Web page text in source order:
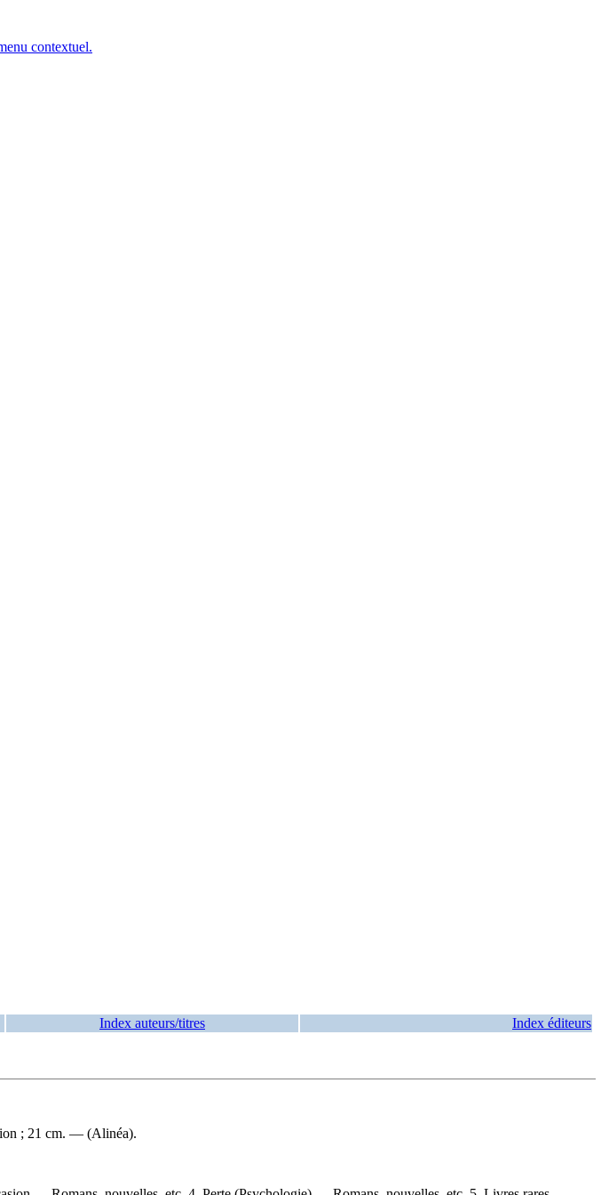
contextuel.
Index auteurs/titres Index éditeurs
; 21 cm. — (Alinéa).